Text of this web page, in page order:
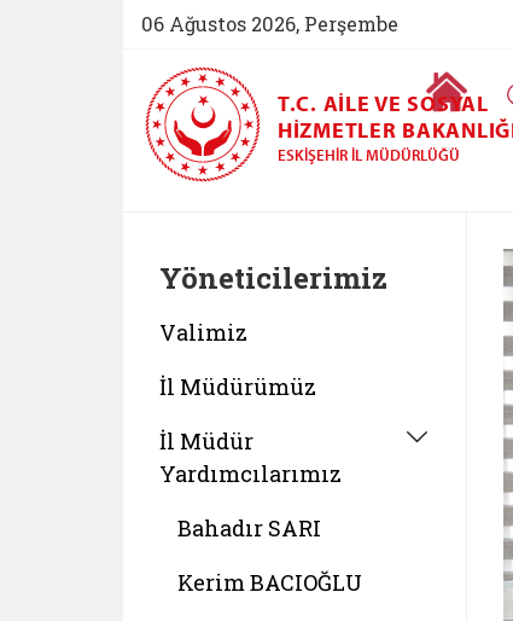
06 Ağustos 2026, Perşembe
Ana
T.C. AILE VE SOSYAL
HIZMETLER
ESKIŞEHIR İL MÜDÜRLÜĞÜ
Yöneticilerimiz
Valimiz
İl Müdürümüz
İl Müdür
Yardımcılarımız
Bahadır SARI
Kerim BACIOĞLU